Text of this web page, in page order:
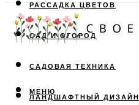
РАССАДКА ЦВЕТОВ
САД И ОГОРОД
САДОВАЯ ТЕХНИКА
ЛАНДШАФТНЫЙ ДИЗАЙН
МЕНЮ